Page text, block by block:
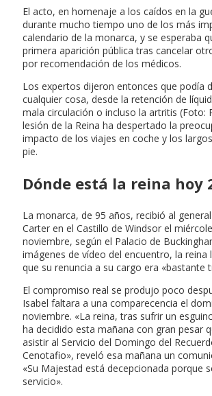
El acto, en homenaje a los caídos en la
durante mucho tiempo uno de los más
calendario de la monarca, y se esperaba
primera aparición pública tras cancelar
por recomendación de los médicos.
Los expertos dijeron entonces que podía
cualquier cosa, desde la retención de
mala circulación o incluso la artritis (Foto:
lesión de la Reina ha despertado la
impacto de los viajes en coche y los
pie.
Dónde está la reina hoy
La monarca, de 95 años, recibió al
Carter en el Castillo de Windsor el
noviembre, según el Palacio de
imágenes de vídeo del encuentro, la reina
que su renuncia a su cargo era «bastante
El compromiso real se produjo poco
Isabel faltara a una comparecencia el
noviembre. «La reina, tras sufrir un
ha decidido esta mañana con gran pesar
asistir al Servicio del Domingo del
Cenotafio», reveló esa mañana un
«Su Majestad está decepcionada porque
servicio».